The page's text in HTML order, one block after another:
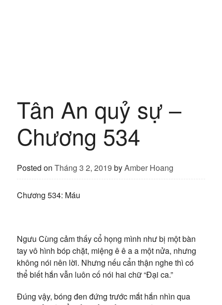
Tân An quỷ sự –
Chương 534
Posted on Tháng 3 2, 2019 byAmber Hoang
Chương 534: Máu
Ngưu Cùng cảm thấy cổ họng mình như bị một bàn
tay vô hình bóp chặt, miệng ê ê a a một nửa, nhưng
không nói nên lời. Nhưng nếu cẩn thận nghe thì có
thể biết hắn vẫn luôn cố nói hai chữ “Đại ca.”
Đúng vậy, bóng đen đứng trước mắt hắn nhìn qua